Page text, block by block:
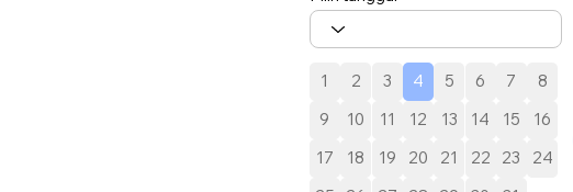
1 2 3 4 5 6 7
8
9
10 11 12 13 14 15
16
17
18 19 20 21 22 23
24